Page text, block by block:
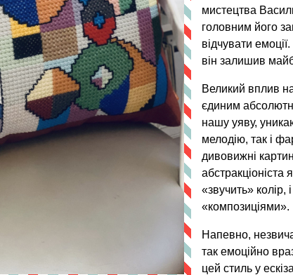
мистецтва
головним його
відчувати
він залишив
Великий вплив
єдиним
нашу уяву,
мелодію, так і
дивовижні
абстракціоніста
«звучить» колір,
«композиціями».
Напевно,
так емоційно
цей стиль у